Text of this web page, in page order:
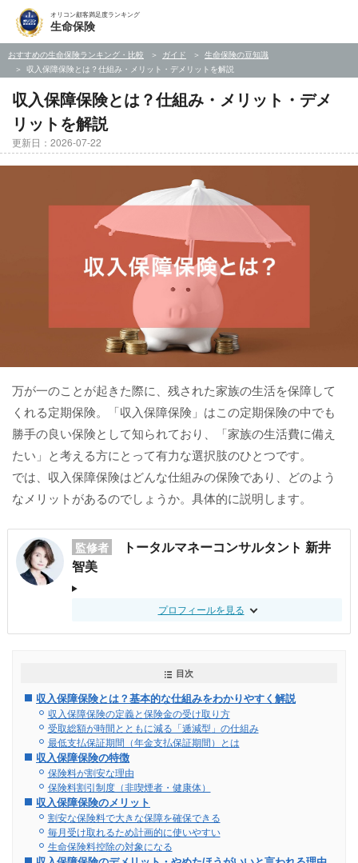
オリコン顧客満足度ランキング
生命保険
おすすめの生命保険ランキング・比較 ガイド
生命保険の豆知識
収入保障保険とは？仕組み・メリット・デメリットを解説
収入保障保険とは？仕組み・メリット・デメ
リットを解説
更新日：2026-07-22
万が一のことが起きた際に、残された家族の生活を保障して
くれる定期保険。「収入保障保険」はこの定期保険の中でも
勝手の良い保険として知られており、「家族の生活費に備え
たい」と考える方にとって有力な選択肢のひとつです。
では、収入保障保険はどんな仕組みの保険であり、どのよう
なメリットがあるのでしょうか。具体的に説明します。
監修者
トータルマネーコンサルタント 新井
智美
プロフィールを見る
目次
収入保障保険とは？基本的な仕組みをわかりやすく解説
収入保障保険の定義と保険金の受け取り方
受取総額が時間とともに減る「逓減型」の仕組み
最低支払保証期間（年金支払保証期間）とは
収入保障保険の特徴
保険料が割安な理由
保険料割引制度（非喫煙者・健康体）
収入保障保険のメリット
割安な保険料で大きな保障を確保できる
毎月受け取れるため計画的に使いやすい
生命保険料控除の対象になる